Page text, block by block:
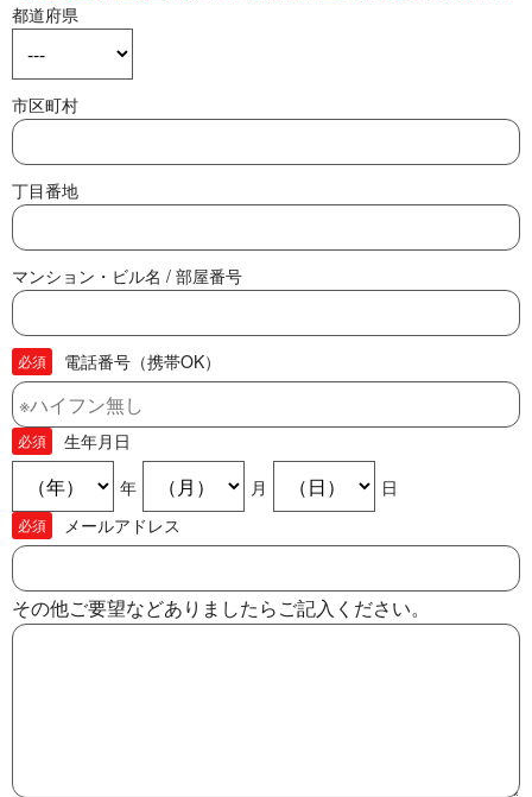
都道府県
市区町村
丁目番地
マンション・ビル名 / 部屋番号
必須 電話番号（携帯OK）
必須
生年月日
年
月 日
必須 メールアドレス
その他ご要望などありましたらご記入ください。